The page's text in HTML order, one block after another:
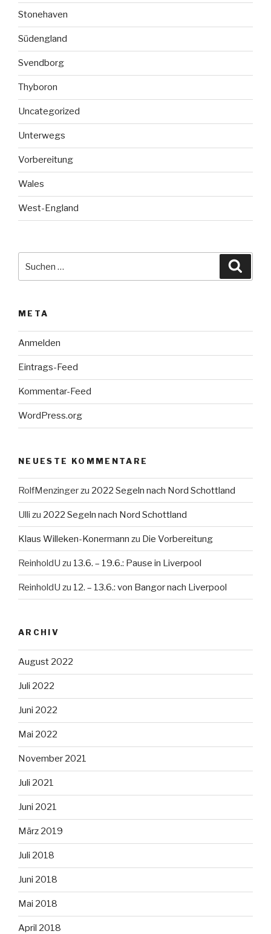
Stonehaven
Südengland
Svendborg
Thyboron
Uncategorized
Unterwegs
Vorbereitung
Wales
West-England
nach:
META
Anmelden
Eintrags-Feed
Kommentar-Feed
WordPress.org
NEUESTE KOMMENTARE
RolfMenzingerzu 2022 Segeln nach Nord Schottland
Ulli zu 2022 Segeln nach Nord Schottland
Klaus Willeken-Konermann zu Die Vorbereitung
ReinholdU zu 13.6. – 19.6.: Pause in Liverpool
ReinholdU zu 12. – 13.6.: von Bangor nach Liverpool
ARCHIV
August 2022
Juli 2022
Juni 2022
Mai 2022
November 2021
Juli 2021
Juni 2021
März 2019
Juli 2018
Juni 2018
Mai 2018
April 2018